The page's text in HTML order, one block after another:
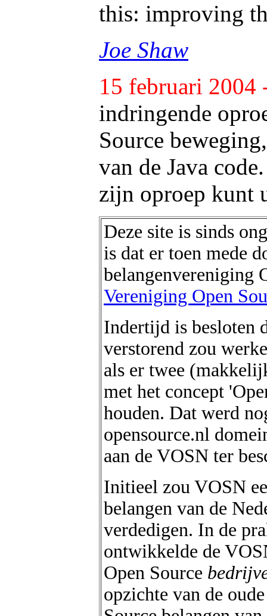
this: improving
Joe Shaw
15 februari 2004
indringende
Source
van de Java
zijn oproep kunt
Deze site is sinds
is dat er toen mede
belangenvereniging
Vereniging Open
Indertijd is besloten
verstorend zou
als er twee
met het concept
houden. Dat werd
opensource.nl
aan de VOSN ter
Initieel zou VOSN
belangen van de
verdedigen. In de
ontwikkelde de
Open Source
opzichte van de